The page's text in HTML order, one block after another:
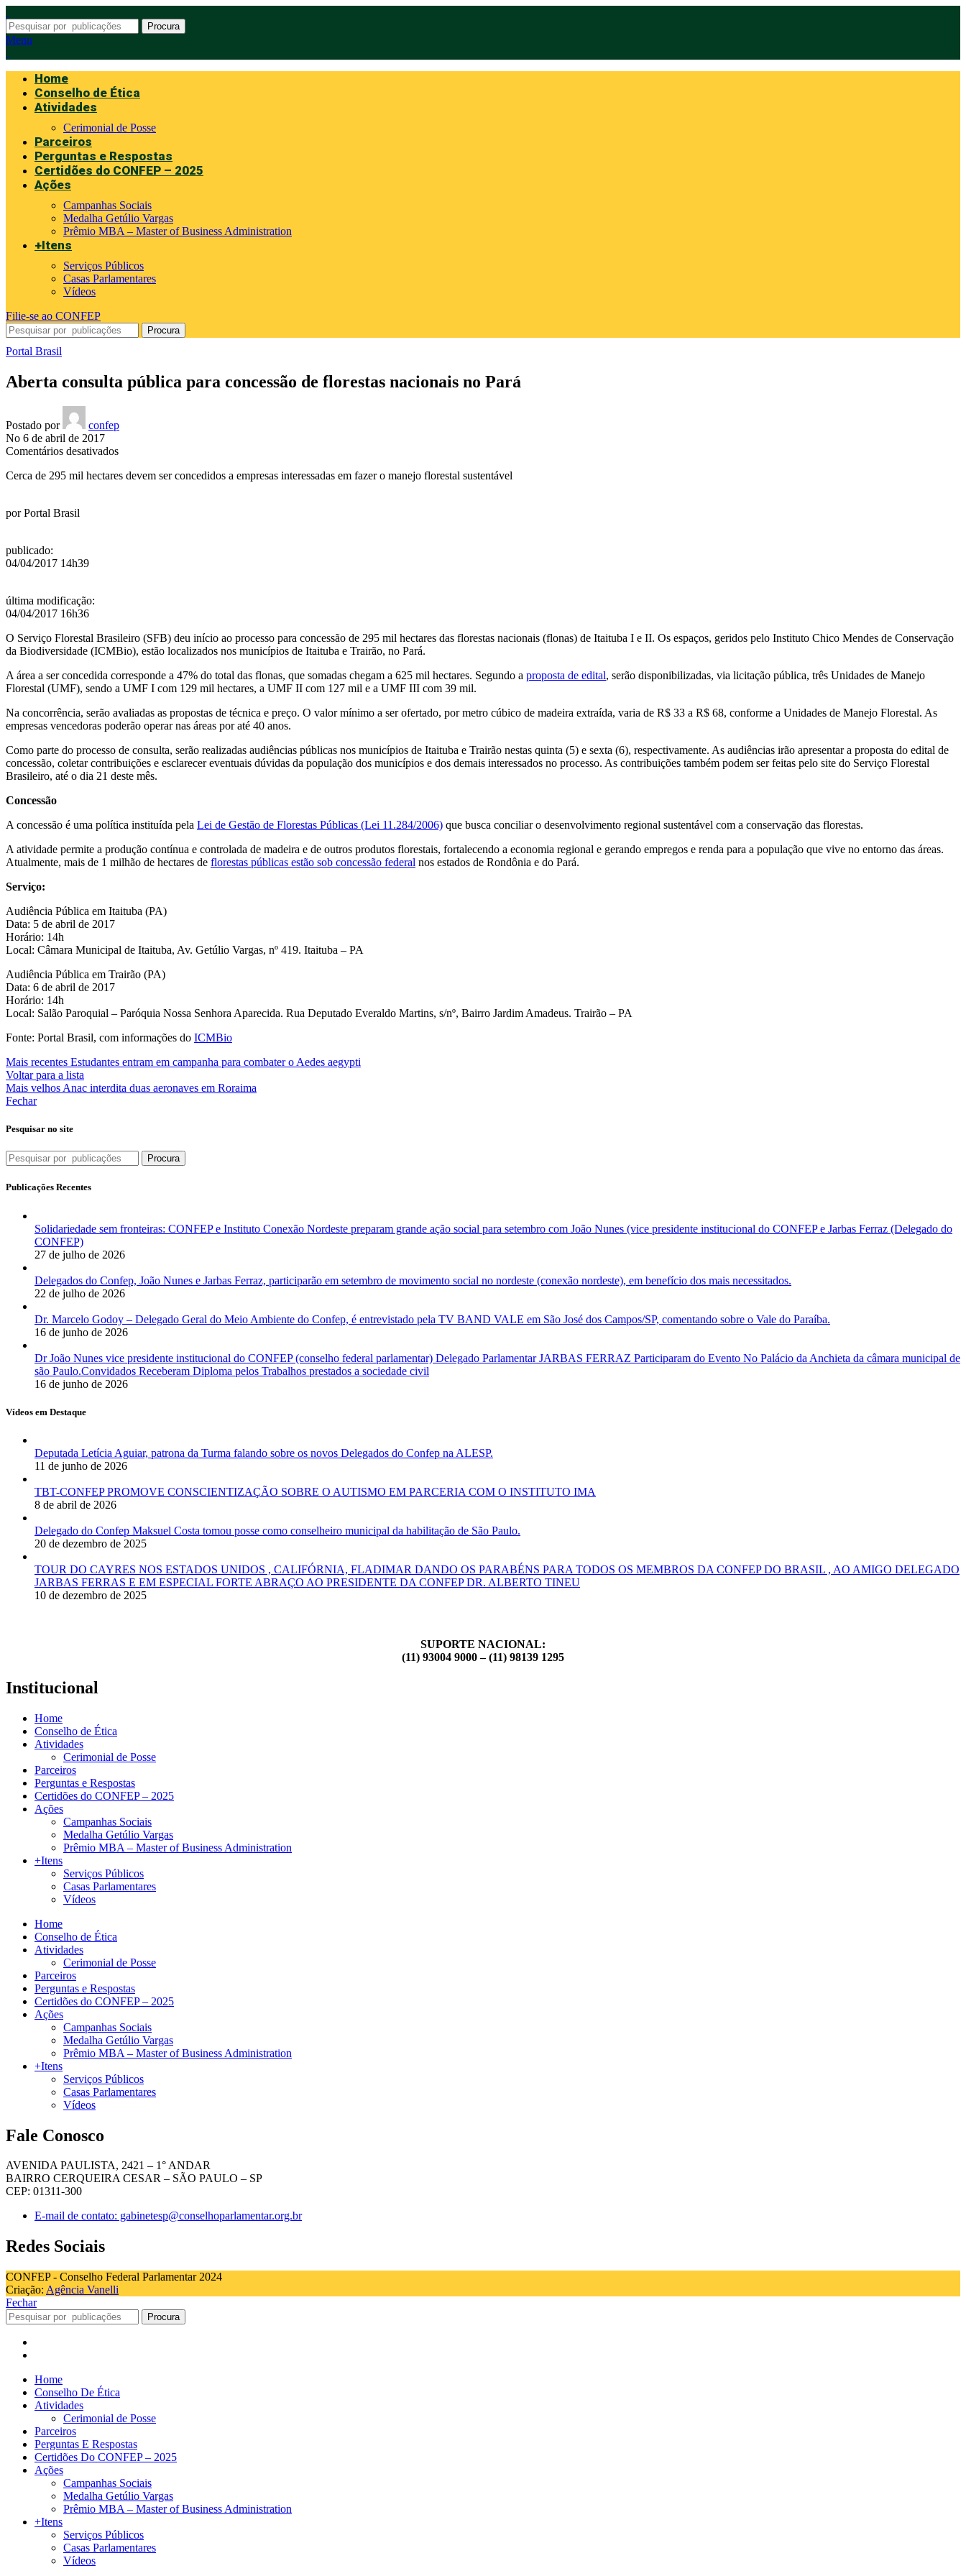
Procura
Menu
Home
Conselho de Ética
Atividades
Cerimonial de Posse
Parceiros
Perguntas e Respostas
Certidões do CONFEP – 2025
Ações
Campanhas Sociais
Medalha Getúlio Vargas
Prêmio MBA – Master of Business Administration
+Itens
Serviços Públicos
Casas Parlamentares
Vídeos
Filie-se ao CONFEP
Procura
Portal Brasil
Aberta consulta pública para concessão de florestas nacionais no Pará
Postado por
confep
No 6 de abril de 2017
Comentários desativadosem
consulta
Cerca de 295 mil hectares devem ser concedidos a empresas interessadas em fazer o manejo florestal sustentável
porPortal Brasil
publicado:
04/04/2017 14h39
última modificação:
04/04/2017 16h36
O Serviço Florestal Brasileiro (SFB) deu início ao processo para concessão de 295 mil hectares das florestas nacionais (flonas) de Itaituba I e II. Os espaços, geridos pelo Instituto Chico Mendes de Conservação
da Biodiversidade (ICMBio), estão localizados nos municípios de Itaituba e Trairão, no Pará.
A área a ser concedida corresponde a 47% do total das flonas, que somadas chegam a 625 mil hectares. Segundo a proposta de edital, serão disponibilizadas, via licitação pública, três Unidades de Manejo
Florestal (UMF), sendo a UMF I com 129 mil hectares, a UMF II com 127 mil e a UMF III com 39 mil.
Na concorrência, serão avaliadas as propostas de técnica e preço. O valor mínimo a ser ofertado, por metro cúbico de madeira extraída, varia de R$ 33 a R$ 68, conforme a Unidades de Manejo Florestal. As
empresas vencedoras poderão operar nas áreas por até 40 anos.
Como parte do processo de consulta, serão realizadas audiências públicas nos municípios de Itaituba e Trairão nestas quinta (5) e sexta (6), respectivamente. As audiências irão apresentar a proposta do edital de
concessão, coletar contribuições e esclarecer eventuais dúvidas da população dos municípios e dos demais interessados no processo. As contribuições também podem ser feitas pelo site do Serviço Florestal
Brasileiro, até o dia 21 deste mês.
Concessão
A concessão é uma política instituída pela Lei de Gestão de Florestas Públicas (Lei 11.284/2006) que busca conciliar o desenvolvimento regional sustentável com a conservação das florestas.
A atividade permite a produção contínua e controlada de madeira e de outros produtos florestais, fortalecendo a economia regional e gerando empregos e renda para a população que vive no entorno das áreas.
Atualmente, mais de 1 milhão de hectares de florestas públicas estão sob concessão federal nos estados de Rondônia e do Pará.
Serviço:
Audiência Pública em Itaituba (PA)
Data: 5 de abril de 2017
Horário: 14h
Local: Câmara Municipal de Itaituba, Av. Getúlio Vargas, nº 419. Itaituba – PA
Audiência Pública em Trairão (PA)
Data: 6 de abril de 2017
Horário: 14h
Local: Salão Paroquial – Paróquia Nossa Senhora Aparecida. Rua Deputado Everaldo Martins, s/nº, Bairro Jardim Amadeus. Trairão – PA
Fonte: Portal Brasil, com informações do ICMBio
Mais recentes Estudantes entram em campanha para combater o Aedes aegypti
Voltar para a lista
Mais velhos Anac interdita duas aeronaves em Roraima
Fechar
Pesquisar no site
Procura
Publicações Recentes
Solidariedade sem fronteiras: CONFEP e Instituto Conexão Nordeste preparam grande ação social para setembro com João Nunes (vice presidente institucional do CONFEP e Jarbas Ferraz (Delegado do
CONFEP)
27 de julho de 2026
Delegados do Confep, João Nunes e Jarbas Ferraz, participarão em setembro de movimento social no nordeste (conexão nordeste), em benefício dos mais necessitados.
22 de julho de 2026
Dr. Marcelo Godoy – Delegado Geral do Meio Ambiente do Confep, é entrevistado pela TV BAND VALE em São José dos Campos/SP, comentando sobre o Vale do Paraíba.
16 de junho de 2026
Dr João Nunes vice presidente institucional do CONFEP (conselho federal parlamentar) Delegado Parlamentar JARBAS FERRAZ Participaram do Evento No Palácio da Anchieta da câmara municipal de
são Paulo.Convidados Receberam Diploma pelos Trabalhos prestados a sociedade civil
16 de junho de 2026
Vídeos em Destaque
Deputada Letícia Aguiar, patrona da Turma falando sobre os novos Delegados do Confep na ALESP.
11 de junho de 2026
TBT-CONFEP PROMOVE CONSCIENTIZAÇÃO SOBRE O AUTISMO EM PARCERIA COM O INSTITUTO IMA
8 de abril de 2026
Delegado do Confep Maksuel Costa tomou posse como conselheiro municipal da habilitação de São Paulo.
20 de dezembro de 2025
TOUR DO CAYRES NOS ESTADOS UNIDOS , CALIFÓRNIA, FLADIMAR DANDO OS PARABÉNS PARA TODOS OS MEMBROS DA CONFEP DO BRASIL , AO AMIGO DELEGADO
JARBAS FERRAS E EM ESPECIAL FORTE ABRAÇO AO PRESIDENTE DA CONFEP DR. ALBERTO TINEU
10 de dezembro de 2025
SUPORTE NACIONAL:
(11) 93004 9000 – (11) 98139 1295
Institucional
Home
Conselho de Ética
Atividades
Cerimonial de Posse
Parceiros
Perguntas e Respostas
Certidões do CONFEP – 2025
Ações
Campanhas Sociais
Medalha Getúlio Vargas
Prêmio MBA – Master of Business Administration
+Itens
Serviços Públicos
Casas Parlamentares
Vídeos
Home
Conselho de Ética
Atividades
Cerimonial de Posse
Parceiros
Perguntas e Respostas
Certidões do CONFEP – 2025
Ações
Campanhas Sociais
Medalha Getúlio Vargas
Prêmio MBA – Master of Business Administration
+Itens
Serviços Públicos
Casas Parlamentares
Vídeos
Fale Conosco
AVENIDA PAULISTA, 2421 – 1° ANDAR
BAIRRO CERQUEIRA CESAR – SÃO PAULO – SP
CEP: 01311-300
E-mail de contato: gabinetesp@conselhoparlamentar.org.br
Redes Sociais
CONFEP - Conselho Federal Parlamentar 2024
Criação: Agência Vanelli
Fechar
Procura
Home
Conselho De Ética
Atividades
Cerimonial de Posse
Parceiros
Perguntas E Respostas
Certidões Do CONFEP – 2025
Ações
Campanhas Sociais
Medalha Getúlio Vargas
Prêmio MBA – Master of Business Administration
+Itens
Serviços Públicos
Casas Parlamentares
Vídeos